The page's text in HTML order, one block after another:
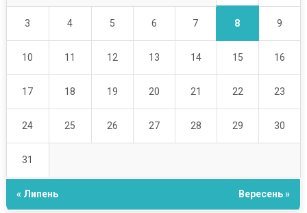
3 4 5 6 7 8 9
10 11 12 13 14 15 16
17 18 19 20 21 22 23
24 25 26 27 28 29 30
31
« Липень Вересень »